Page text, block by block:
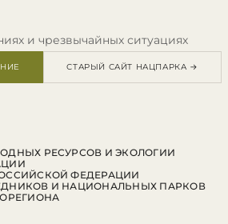
и чрезвычайных ситуациях
СТАРЫЙ САЙТ НАЦПАРКА →
РЕСУРСОВ И ЭКОЛОГИИ
ФЕДЕРАЦИИ
И НАЦИОНАЛЬНЫХ ПАРКОВ